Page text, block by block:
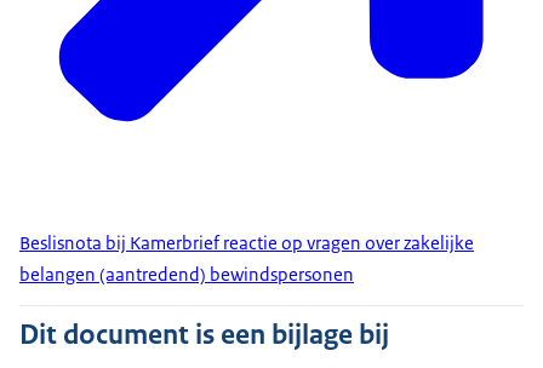
Beslisnota bij Kamerbrief reactie op vragen over zakelijke
belangen (aantredend) bewindspersonen
Dit document is een bijlage bij